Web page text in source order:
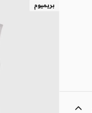
بريميوم